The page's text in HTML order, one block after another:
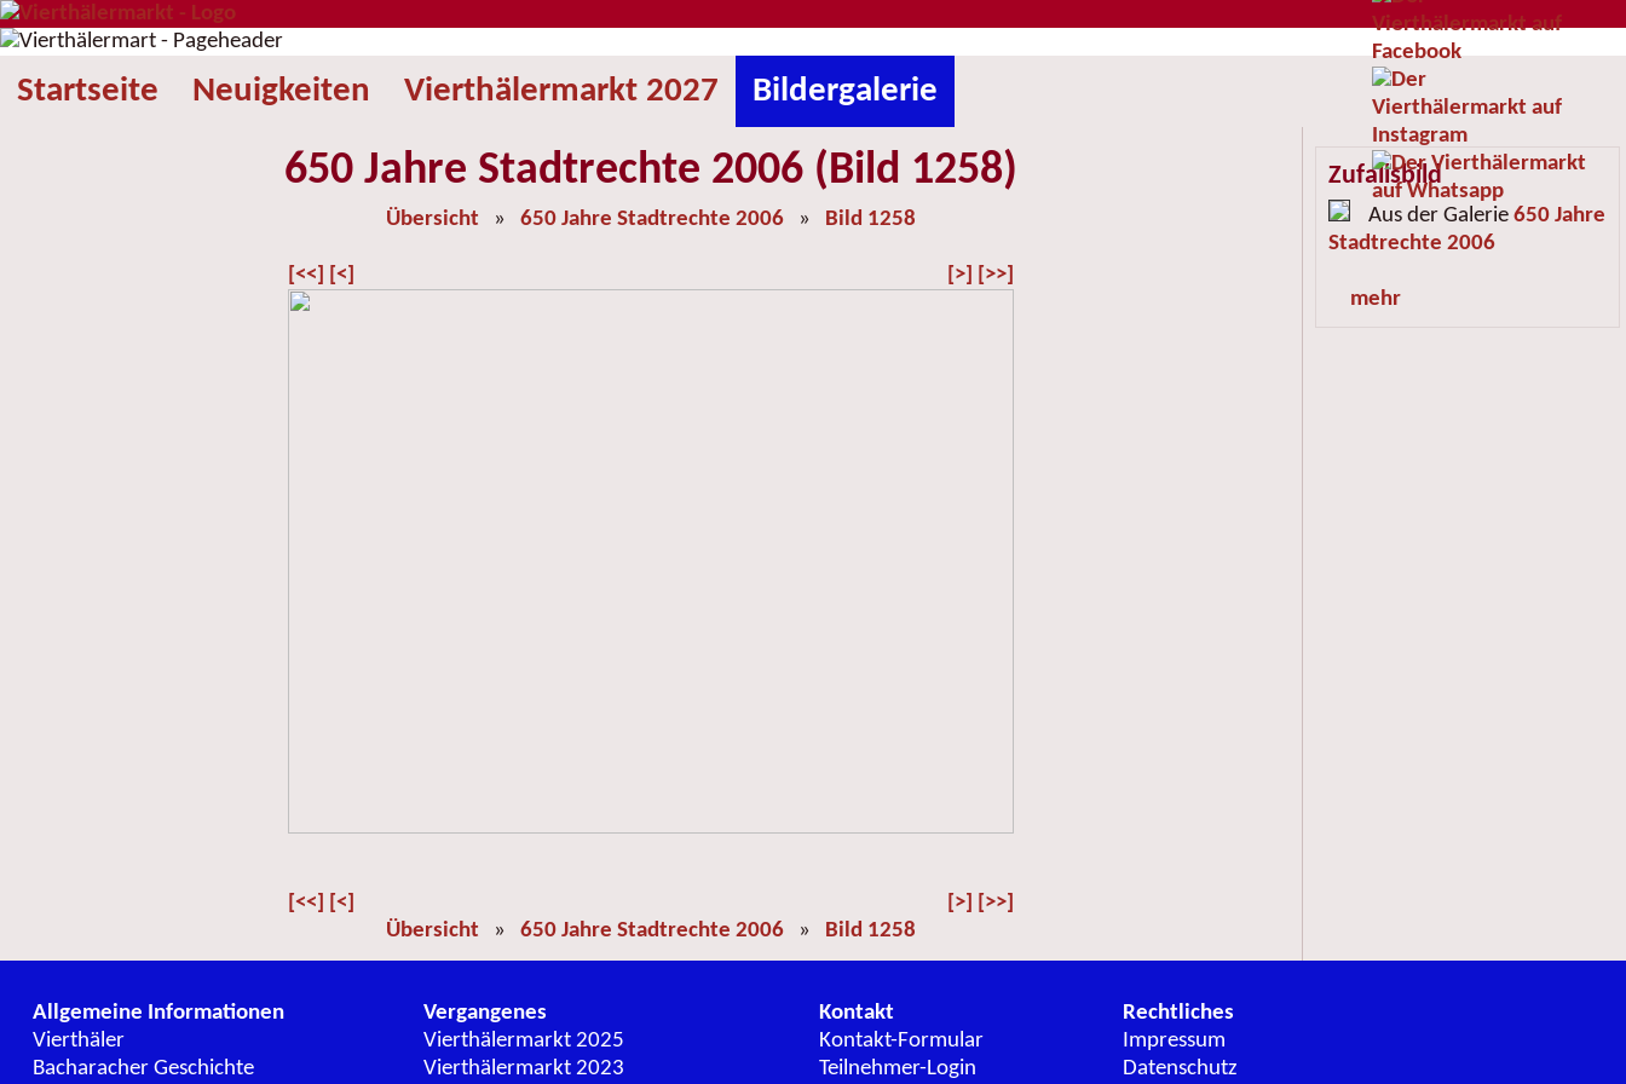
Startseite Neuigkeiten Vierthälermarkt 2027 Bildergalerie
650 Jahre Stadtrechte 2006 (Bild 1258)
Übersicht » 650 Jahre Stadtrechte 2006 » Bild 1258
[<<] [<] [>] [>>]
[<<] [<] [>] [>>]
Übersicht » 650 Jahre Stadtrechte 2006 » Bild 1258
Zufallsbild
Aus der Galerie 650 Jahre
Stadtrechte 2006
mehr
Allgemeine Informationen
Vierthäler
Bacharacher Geschichte
Vergangenes
Vierthälermarkt 2025
Vierthälermarkt 2023
Kontakt
Kontakt-Formular
Teilnehmer-Login
Rechtliches
Impressum
Datenschutz